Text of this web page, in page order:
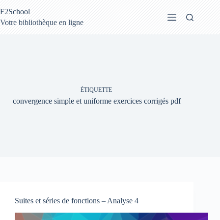
au
contenu
F2School
Votre bibliothèque en ligne
ÉTIQUETTE
convergence simple et uniforme exercices corrigés pdf
Suites et séries de fonctions – Analyse 4